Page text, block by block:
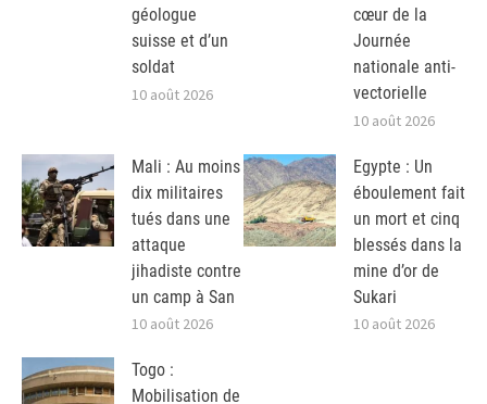
géologue
suisse et d’un
soldat
10 août 2026
cœur de la
Journée
nationale anti-
vectorielle
10 août 2026
Mali : Au moins
dix militaires
tués dans une
attaque
jihadiste contre
un camp à San
10 août 2026
Egypte : Un
éboulement fait
un mort et cinq
blessés dans la
mine d’or de
Sukari
10 août 2026
Togo :
Mobilisation de